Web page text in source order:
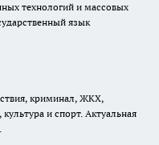
технологий и массовых
язык
криминал, ЖКХ,
и спорт. Актуальная